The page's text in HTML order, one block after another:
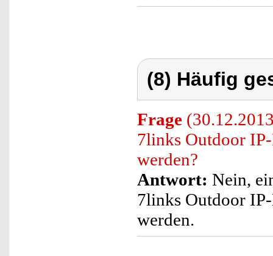
(8) Häufig
Frage
7links Outdoor
werden?
Antwort: Nein,
7links Outdoor
werden.